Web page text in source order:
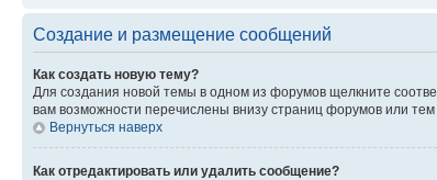
Создание и размещение сообщений
Как создать новую тему?
Для создания новой темы в одном из форумов щелкните
вам возможности перечислены внизу страниц форумов или тем
Вернуться наверх
Как отредактировать или удалить сообщение?